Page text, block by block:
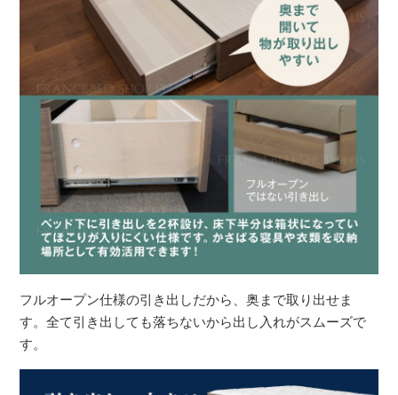
フルオープン仕様の引き出しだから、奥まで取り出せま
す。全て引き出しても落ちないから出し入れがスムーズで
す。